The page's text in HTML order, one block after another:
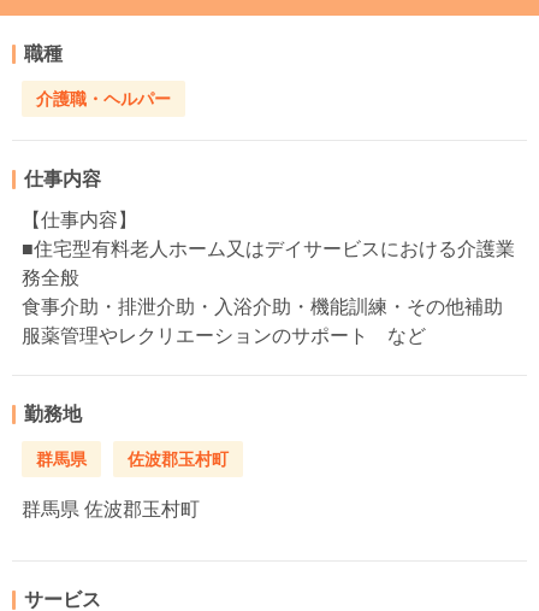
職種
介護職・ヘルパー
仕事内容
【仕事内容】
■住宅型有料老人ホーム又はデイサービスにおける介護業
務全般
食事介助・排泄介助・入浴介助・機能訓練・その他補助
服薬管理やレクリエーションのサポート など
勤務地
群馬県 佐波郡玉村町
群馬県 佐波郡玉村町
サービス